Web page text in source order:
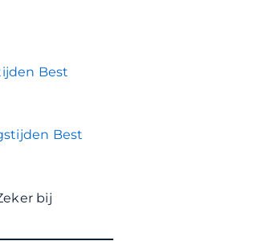
Best
Best
bij